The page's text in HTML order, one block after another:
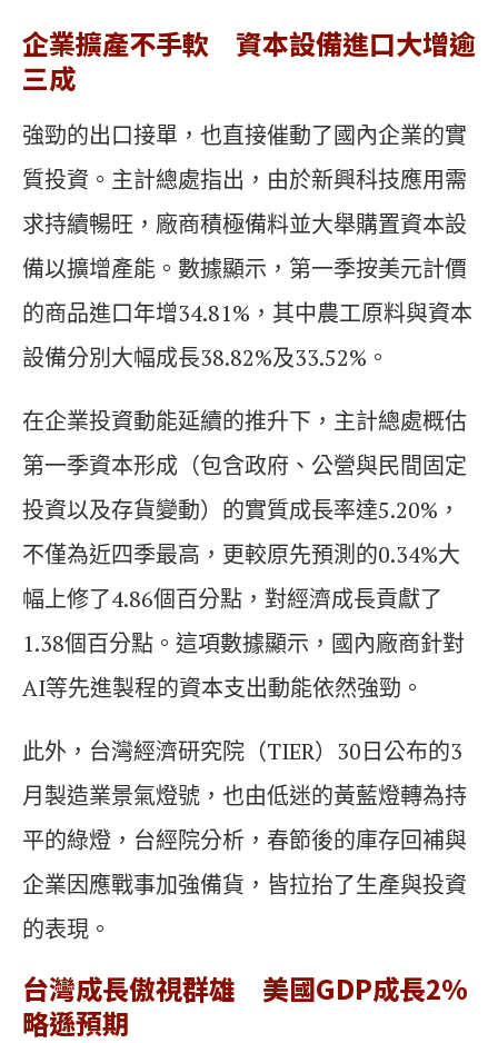
企業擴產不手軟 資本設備進口大增逾
三成
強勁的出口接單，也直接催動了國內企業的實
質投資。主計總處指出，由於新興科技應用需
求持續暢旺，廠商積極備料並大舉購置資本設
備以擴增產能。數據顯示，第一季按美元計價
的商品進口年增34.81%，其中農工原料與資本
設備分別大幅成長38.82%及33.52%。
在企業投資動能延續的推升下，主計總處概估
第一季資本形成（包含政府、公營與民間固定
投資以及存貨變動）的實質成長率達5.20%，
不僅為近四季最高，更較原先預測的0.34%大
幅上修了4.86個百分點，對經濟成長貢獻了
1.38個百分點。這項數據顯示，國內廠商針對
AI等先進製程的資本支出動能依然強勁。
此外，台灣經濟研究院（TIER）30日公布的3
月製造業景氣燈號，也由低迷的黃藍燈轉為持
平的綠燈，台經院分析，春節後的庫存回補與
企業因應戰事加強備貨，皆拉抬了生產與投資
的表現。
台灣成長傲視群雄 美國GDP成長2%
略遜預期